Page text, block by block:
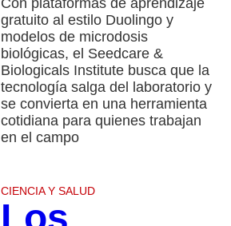
Con plataformas de aprendizaje
gratuito al estilo Duolingo y
modelos de microdosis
biológicas, el Seedcare &
Biologicals Institute busca que la
tecnología salga del laboratorio y
se convierta en una herramienta
cotidiana para quienes trabajan
en el campo
CIENCIA Y SALUD